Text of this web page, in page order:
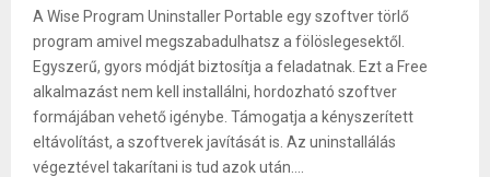
A Wise Program Uninstaller Portable egy szoftver törlő
program amivel megszabadulhatsz a fölöslegesektől.
Egyszerű, gyors módját biztosítja a feladatnak. Ezt a Free
alkalmazást nem kell installálni, hordozható szoftver
formájában vehető igénybe. Támogatja a kényszerített
eltávolítást, a szoftverek javítását is. Az uninstallálás
végeztével takarítani is tud azok után....